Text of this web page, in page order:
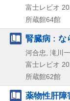
富士レビオ
所蔵館64館
腎臓病 : な
河合忠, 滝川
富士レビオ
所蔵館62館
薬物性肝障